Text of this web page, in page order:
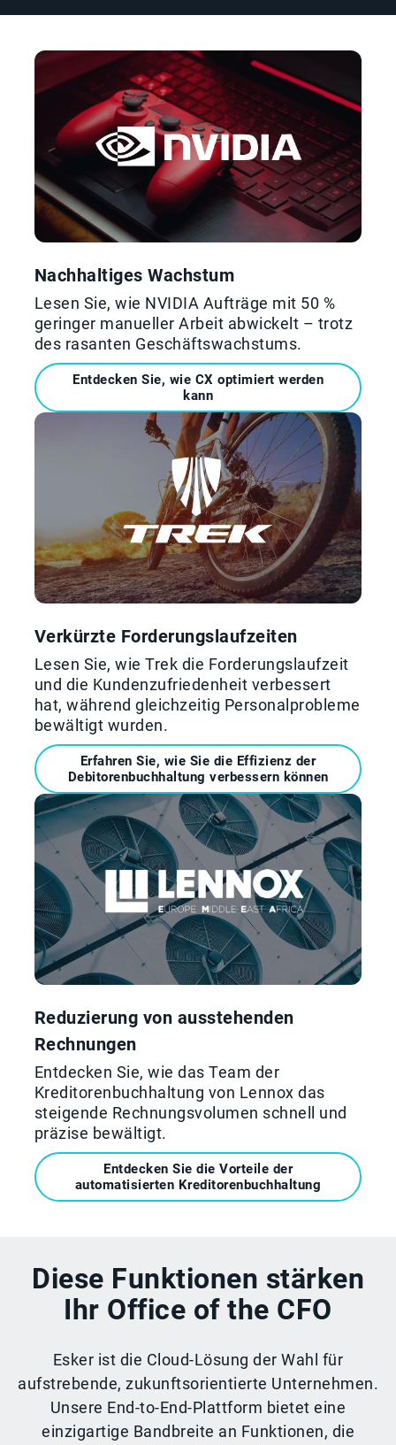
Nachhaltiges Wachstum
Lesen Sie, wie NVIDIA Aufträge mit 50 %
geringer manueller Arbeit abwickelt – trotz
des rasanten Geschäftswachstums.
Entdecken Sie, wie CX optimiert werden
kann
Verkürzte Forderungslaufzeiten
Lesen Sie, wie Trek die Forderungslaufzeit
und die Kundenzufriedenheit verbessert
hat, während gleichzeitig Personalprobleme
bewältigt wurden.
Erfahren Sie, wie Sie die Effizienz der
Debitorenbuchhaltung verbessern können
Reduzierung von ausstehenden
Rechnungen
Entdecken Sie, wie das Team der
Kreditorenbuchhaltung von Lennox das
steigende Rechnungsvolumen schnell und
präzise bewältigt.
Entdecken Sie die Vorteile der
automatisierten Kreditorenbuchhaltung
Diese Funktionen stärken
Ihr Office of the CFO
Esker ist die Cloud-Lösung der Wahl für
aufstrebende, zukunftsorientierte Unternehmen.
Unsere End-to-End-Plattform bietet eine
einzigartige Bandbreite an Funktionen, die